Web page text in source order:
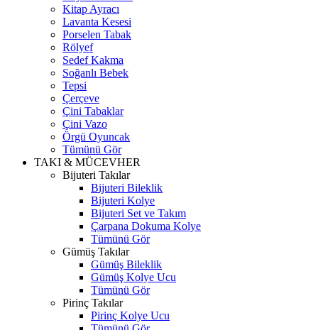
Kitap Ayracı
Lavanta Kesesi
Porselen Tabak
Rölyef
Sedef Kakma
Soğanlı Bebek
Tepsi
Çerçeve
Çini Tabaklar
Çini Vazo
Örgü Oyuncak
Tümünü Gör
TAKI & MÜCEVHER
Bijuteri Takılar
Bijuteri Bileklik
Bijuteri Kolye
Bijuteri Set ve Takım
Çarpana Dokuma Kolye
Tümünü Gör
Gümüş Takılar
Gümüş Bileklik
Gümüş Kolye Ucu
Tümünü Gör
Pirinç Takılar
Pirinç Kolye Ucu